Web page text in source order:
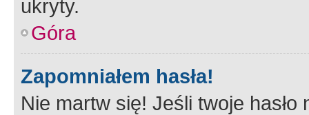
ukryty.
Góra
Zapomniałem hasła!
Nie martw się! Jeśli twoje